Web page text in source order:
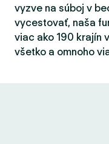
vyzve na súboj v
vycestovať, naša
viac ako 190 krajín
všetko a omnoho